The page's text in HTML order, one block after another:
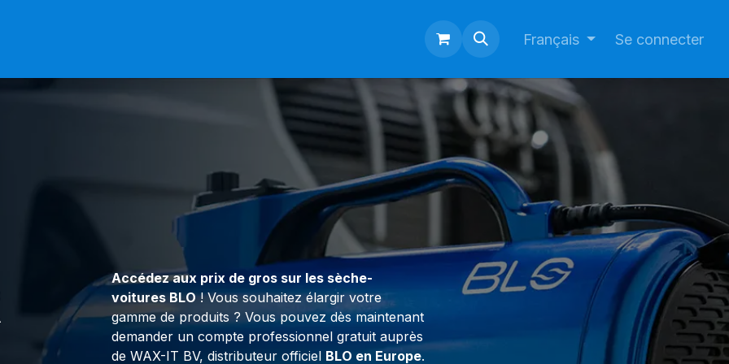
Français Se connecter
Accédez aux prix de gros sur les sèche-
voitures BLO! Vous souhaitez élargir votre
gamme de produits ? Vous pouvez dès maintenant
demander un compte professionnel gratuit auprès
de WAX-IT BV, distributeur officiel BLO en Europe.